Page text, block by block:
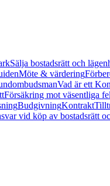
Sälja bostadsrätt och
Möte & värdering
Vad är ett
Försäkring mot väsentliga
BudgivningKontrakt
vid köp av bostadsrätt